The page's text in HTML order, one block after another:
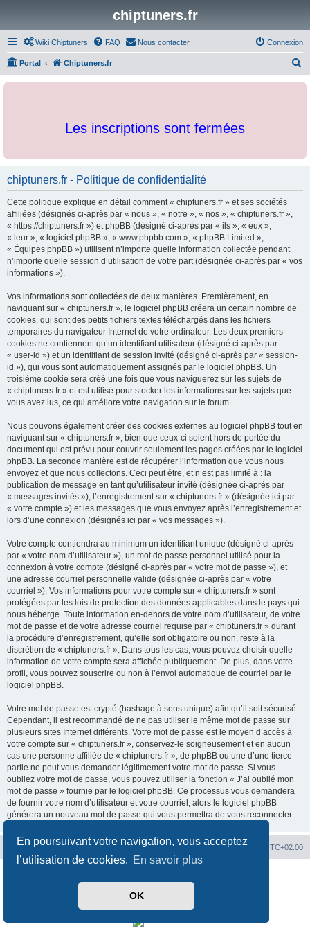
En poursuivant votre navigation, vous acceptez
l’utilisation de cookies. En savoir plus
OK
chiptuners.fr
Wiki Chiptuners FAQ Nous contacter Connexion
Portal Chiptuners.fr
c
Les inscriptions sont fermées
chiptuners.fr - Politique de confidentialité
Cette politique explique en détail comment « chiptuners.fr » et ses sociétés
affiliées (désignés ci-après par « nous », « notre », « nos », « chiptuners.fr »,
« https://chiptuners.fr ») et phpBB (désigné ci-après par « ils », « eux »,
« leur », « logiciel phpBB », « www.phpbb.com », « phpBB Limited »,
« Équipes phpBB ») utilisent n’importe quelle information collectée pendant
n’importe quelle session d’utilisation de votre part (désignée ci-après par « vos
informations »).
Vos informations sont collectées de deux manières. Premièrement, en
naviguant sur « chiptuners.fr », le logiciel phpBB créera un certain nombre de
cookies, qui sont des petits fichiers textes téléchargés dans les fichiers
temporaires du navigateur Internet de votre ordinateur. Les deux premiers
cookies ne contiennent qu’un identifiant utilisateur (désigné ci-après par
« user-id ») et un identifiant de session invité (désigné ci-après par « session-
id »), qui vous sont automatiquement assignés par le logiciel phpBB. Un
troisième cookie sera créé une fois que vous naviguerez sur les sujets de
« chiptuners.fr » et est utilisé pour stocker les informations sur les sujets que
vous avez lus, ce qui améliore votre navigation sur le forum.
Nous pouvons également créer des cookies externes au logiciel phpBB tout en
naviguant sur « chiptuners.fr », bien que ceux-ci soient hors de portée du
document qui est prévu pour couvrir seulement les pages créées par le logiciel
phpBB. La seconde manière est de récupérer l’information que vous nous
envoyez et que nous collectons. Ceci peut être, et n’est pas limité à : la
publication de message en tant qu’utilisateur invité (désignée ci-après par
« messages invités »), l’enregistrement sur « chiptuners.fr » (désignée ici par
« votre compte ») et les messages que vous envoyez après l’enregistrement et
lors d’une connexion (désignés ici par « vos messages »).
Votre compte contiendra au minimum un identifiant unique (désigné ci-après
par « votre nom d’utilisateur »), un mot de passe personnel utilisé pour la
connexion à votre compte (désigné ci-après par « votre mot de passe »), et
une adresse courriel personnelle valide (désignée ci-après par « votre
courriel »). Vos informations pour votre compte sur « chiptuners.fr » sont
protégées par les lois de protection des données applicables dans le pays qui
nous héberge. Toute information en-dehors de votre nom d’utilisateur, de votre
mot de passe et de votre adresse courriel requise par « chiptuners.fr » durant
la procédure d’enregistrement, qu’elle soit obligatoire ou non, reste à la
discrétion de « chiptuners.fr ». Dans tous les cas, vous pouvez choisir quelle
information de votre compte sera affichée publiquement. De plus, dans votre
profil, vous pouvez souscrire ou non à l’envoi automatique de courriel par le
logiciel phpBB.
Votre mot de passe est crypté (hashage à sens unique) afin qu’il soit sécurisé.
Cependant, il est recommandé de ne pas utiliser le même mot de passe sur
plusieurs sites Internet différents. Votre mot de passe est le moyen d’accès à
votre compte sur « chiptuners.fr », conservez-le soigneusement et en aucun
cas une personne affiliée de « chiptuners.fr », de phpBB ou une d’une tierce
partie ne peut vous demander légitimement votre mot de passe. Si vous
oubliez votre mot de passe, vous pouvez utiliser la fonction « J’ai oublié mon
mot de passe » fournie par le logiciel phpBB. Ce processus vous demandera
de fournir votre nom d’utilisateur et votre courriel, alors le logiciel phpBB
générera un nouveau mot de passe qui vous permettra de vous reconnecter.
Portal Chiptuners.fr Heures au format UTC+02:00
Traduit parphpBB-fr.com
Confidentialité
Time: 0.018s| Peak Memory Usage: 1.89 Mio | GZIP: Off